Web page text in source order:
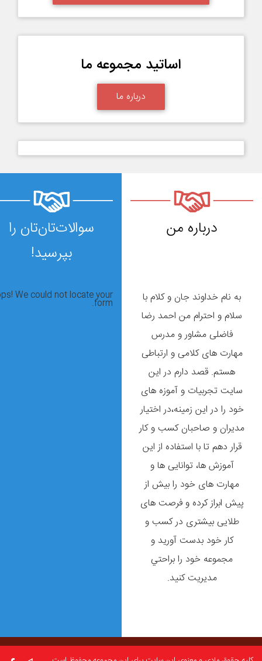
اساتید مجموعه ما
درباره ما
درباره من
به نام خداوند جان و کلام با
سلام و احترام من احمد رضا
فاضلی مشاور و مدرس
مهارت های کلامی و ارتباطی
هستم. قصد دارم در این
سایت تجربیات و آموزه های
خود را در این زمینه،در اختیار
مديران و صاحبان كسب و كار
قرار دهم تا با استفاده از این
آموزش ها، توانایی ها و
مهارت های خود را بیش از
پیش ابراز کرده و فرصت های
طلایی بیشتری در کسب و
کار خود بدست آورید و
مجموعه خود را براحتي
مديريت كنيد.
سوالات‌تان‌تان را
بپرسید!
We could not locate your
form.